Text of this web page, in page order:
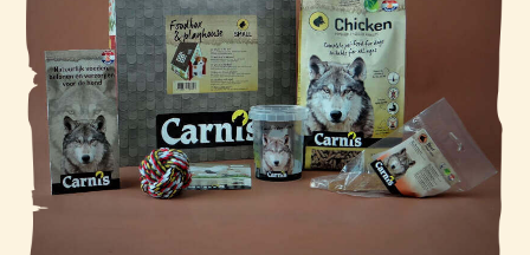
Kat
Hond